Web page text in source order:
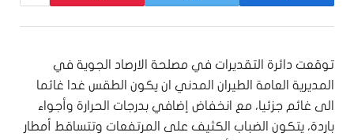
توقعت دائرة التقديرات في مصلحة الارصاد الجوية في
المديرية العامة الطيران المدني ان يكون الطقس غدا غائما
الى غائم جزئيا، مع انخفاض إضافي بدرجات الحرارة وأجواء
باردة، يتكون الضباب الكثيف على المرتفعات وتتساقط أمطار